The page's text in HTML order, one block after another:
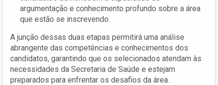
argumentação e conhecimento profundo sobre a área
que estão se inscrevendo.
A junção dessas duas etapas permitirá uma análise
abrangente das competências e conhecimentos dos
candidatos, garantindo que os selecionados atendam às
necessidades da Secretaria de Saúde e estejam
preparados para enfrentar os desafios da área.